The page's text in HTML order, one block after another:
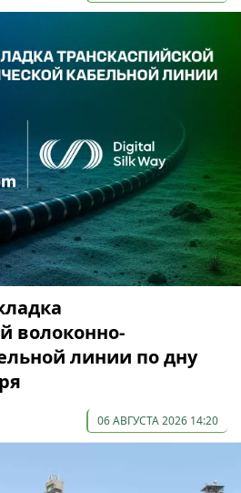
волоконно-
линии по дну
06 АВГУСТА 2026 14:20